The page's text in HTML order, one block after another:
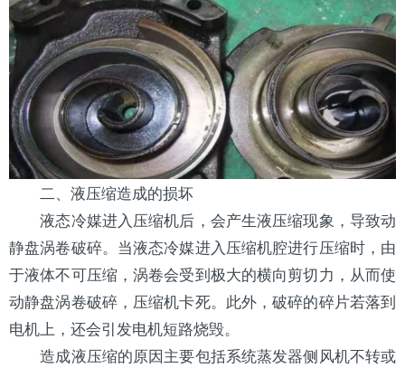
二、液压缩造成的损坏
液态冷媒进入压缩机后，会产生液压缩现象，导致动
静盘涡卷破碎。当液态冷媒进入压缩机腔进行压缩时，由
于液体不可压缩，涡卷会受到极大的横向剪切力，从而使
动静盘涡卷破碎，压缩机卡死。此外，破碎的碎片若落到
电机上，还会引发电机短路烧毁。
造成液压缩的原因主要包括系统蒸发器侧风机不转或